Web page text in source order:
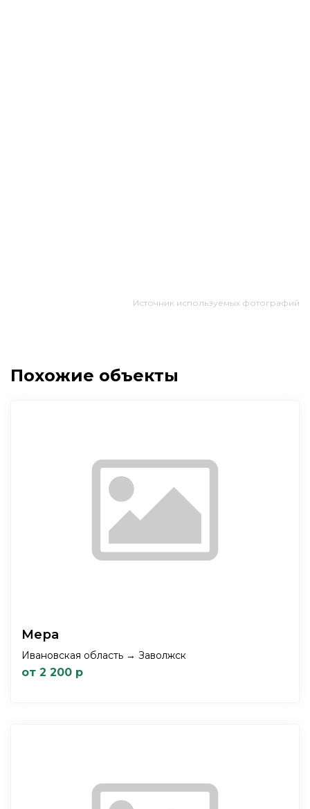
Источник используемых фотографий
Похожие объекты
Мера
Ивановская область → Заволжск
от 2 200 р